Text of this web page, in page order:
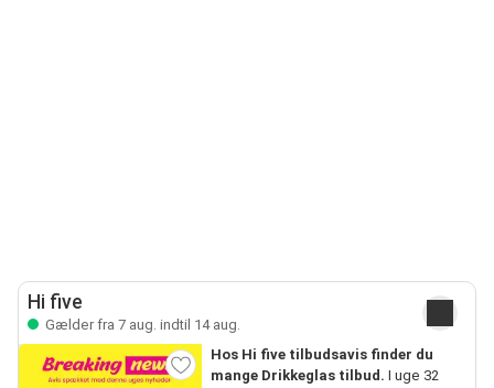
Hi five
Gælder fra 7 aug. indtil 14 aug.
Hos Hi five tilbudsavis finder du
mange Drikkeglas tilbud. I uge 32